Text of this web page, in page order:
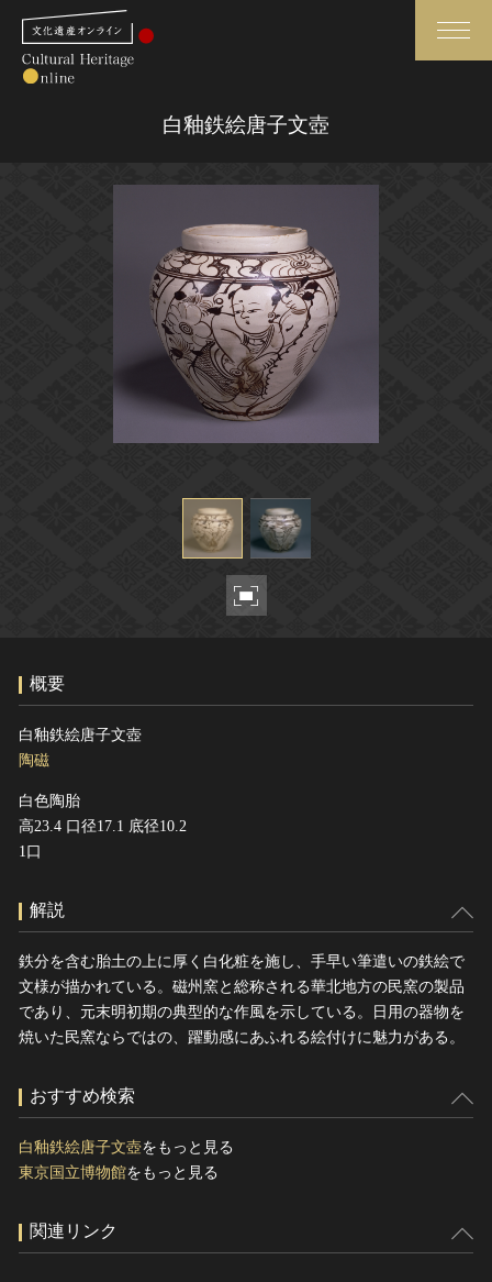
媒体資料・関連記事等
博物館、美術館の皆さまへ
文化庁よりご挨拶
ヘルプ
このサイトについて
関連サイトリンク
サイトマップ
国指定文化財等データベース
白釉鉄絵唐子文壺
概要
白釉鉄絵唐子文壺
陶磁
白色陶胎
高23.4 口径17.1 底径10.2
1口
解説
鉄分を含む胎土の上に厚く白化粧を施し、手早い筆遣いの鉄絵で
文様が描かれている。磁州窯と総称される華北地方の民窯の製品
であり、元末明初期の典型的な作風を示している。日用の器物を
焼いた民窯ならではの、躍動感にあふれる絵付けに魅力がある。
おすすめ検索
白釉鉄絵唐子文壺をもっと見る
東京国立博物館をもっと見る
関連リンク